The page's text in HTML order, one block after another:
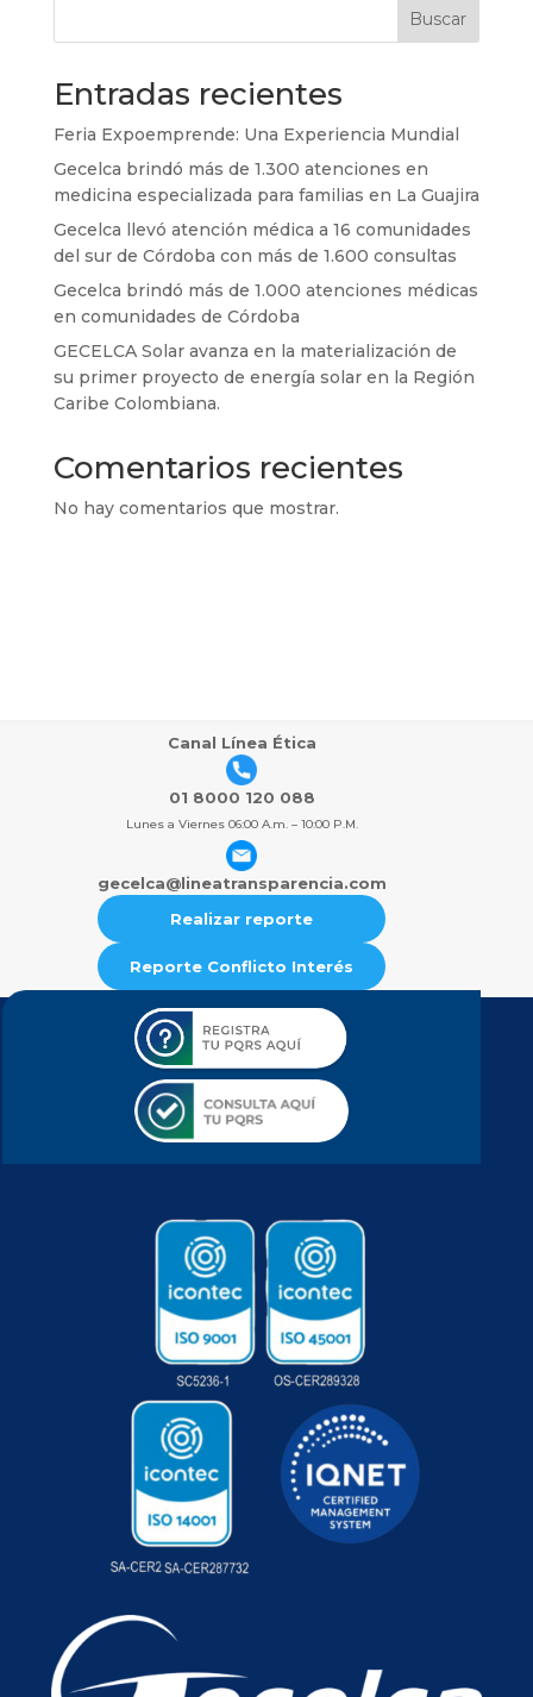
Buscar
Entradas recientes
Feria Expoemprende: Una Experiencia Mundial
Gecelca brindó más de 1.300 atenciones en
medicina especializada para familias en La Guajira
Gecelca llevó atención médica a 16 comunidades
del sur de Córdoba con más de 1.600 consultas
Gecelca brindó más de 1.000 atenciones médicas
en comunidades de Córdoba
GECELCA Solar avanza en la materialización de
su primer proyecto de energía solar en la Región
Caribe Colombiana.
Comentarios recientes
No hay comentarios que mostrar.
Canal Línea Ética
01 8000 120 088
Lunes a Viernes 06:00 A.m. – 10:00 P.M.
gecelca@lineatransparencia.com
Realizar reporte
Reporte Conflicto Interés